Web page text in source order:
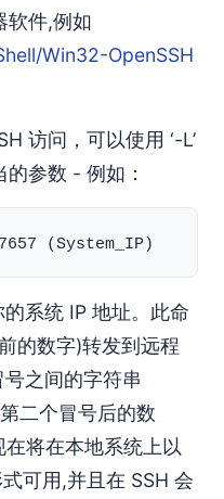
软件,例如
Win32-OpenSSH
访问，可以使用 ‘-L’
参数 - 例如：
的系统 IP 地址。此命
的数字)转发到远程
之间的字符串
二个冒号后的数
将在本地系统上以
可用,并且在 SSH 会